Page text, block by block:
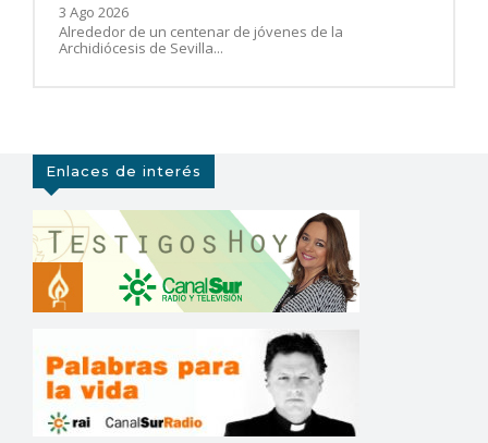
3 Ago 2026
Alrededor de un centenar de jóvenes de la
Archidiócesis de Sevilla...
Enlaces de interés